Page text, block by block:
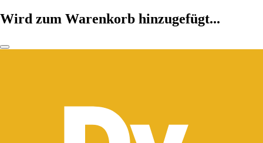
Wird zum Warenkorb hinzugefügt...